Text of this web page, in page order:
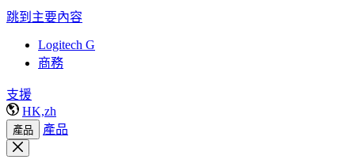
跳到主要內容
Logitech G
商務
支援
HK,zh
產品 產品